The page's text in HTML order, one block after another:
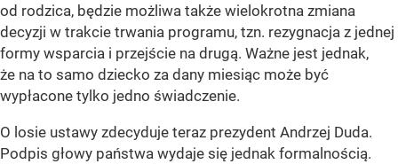
od rodzica, będzie możliwa także wielokrotna zmiana
decyzji w trakcie trwania programu, tzn. rezygnacja z jednej
formy wsparcia i przejście na drugą. Ważne jest jednak,
że na to samo dziecko za dany miesiąc może być
wypłacone tylko jedno świadczenie.
O losie ustawy zdecyduje teraz prezydent Andrzej Duda.
Podpis głowy państwa wydaje się jednak formalnością.